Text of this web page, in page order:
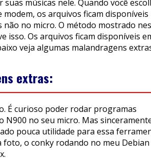
suas músicas nele. Quando você
modem, os arquivos ficam disponíveis
não no micro. O método mostrado
isso. Os arquivos ficam disponíveis
veja algumas malandragens
extras:
É curioso poder rodar programas
N900 no seu micro. Mas
pouca utilidade para essa
foto, o conky rodando no meu Debian